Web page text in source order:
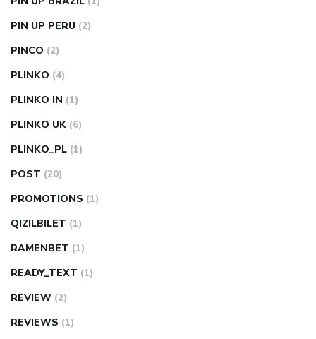
PIN UP PERU (2)
PINCO (2)
PLINKO (4)
PLINKO IN (1)
PLINKO UK (6)
PLINKO_PL (1)
POST (20)
PROMOTIONS (1)
QIZILBILET (1)
RAMENBET (1)
READY_TEXT (1)
REVIEW (2)
REVIEWS (1)